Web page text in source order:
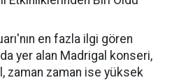
en fazla ilgi gören
yer alan Madrigal konseri,
zaman zaman ise yüksek